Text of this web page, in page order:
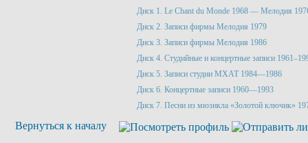
Диск 1. Le Chant du Monde 1968 — Мелодия
Диск 2. Записи фирмы Мелодия 1979
Диск 3. Записи фирмы Мелодия 1986
Диск 4. Студийные и концертные записи
Диск 5. Записи студии МХАТ 1984—1986
Диск 6. Концертные записи 1960—1993
Диск 7. Песни из мюзикла «Золотой ключик»
Вернуться к началу